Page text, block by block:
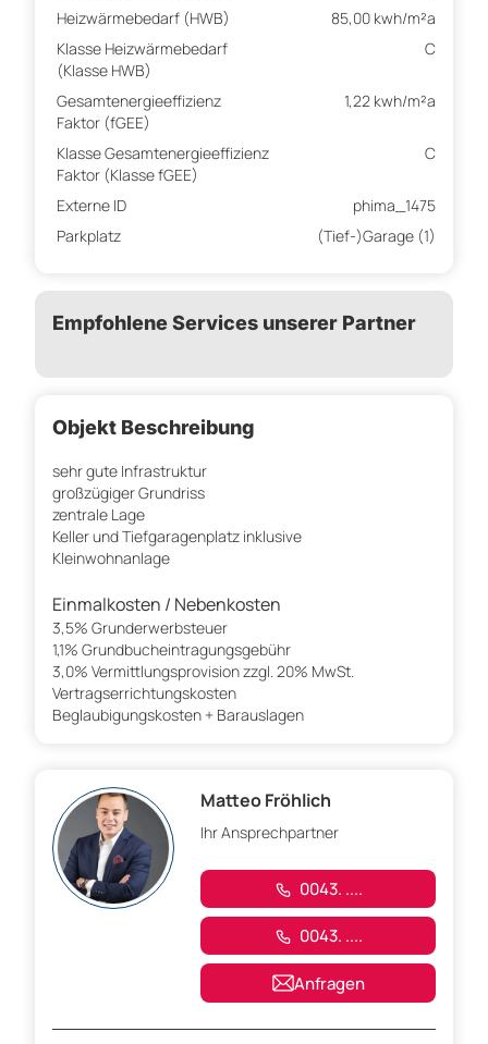
Heizwärmebedarf (HWB)
85,00 kwh/m²a
Klasse Heizwärmebedarf
(Klasse HWB)
C
Gesamtenergieeffizienz
Faktor (fGEE)
1,22 kwh/m²a
Klasse Gesamtenergieeffizienz
Faktor (Klasse fGEE)
C
Externe ID
phima_1475
Parkplatz
(Tief-)Garage (1)
Empfohlene Services unserer Partner
Objekt Beschreibung
sehr gute Infrastruktur
großzügiger Grundriss
zentrale Lage
Keller und Tiefgaragenplatz inklusive
Kleinwohnanlage
Einmalkosten / Nebenkosten
3,5% Grunderwerbsteuer
1,1% Grundbucheintragungsgebühr
3,0% Vermittlungsprovision zzgl. 20% MwSt.
Vertragserrichtungskosten
Beglaubigungskosten + Barauslagen
Matteo Fröhlich
Ihr Ansprechpartner
0043. ....
0043. ....
Anfragen